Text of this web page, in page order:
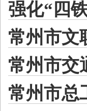
强化“四
常州市文
常州市交
常州市总